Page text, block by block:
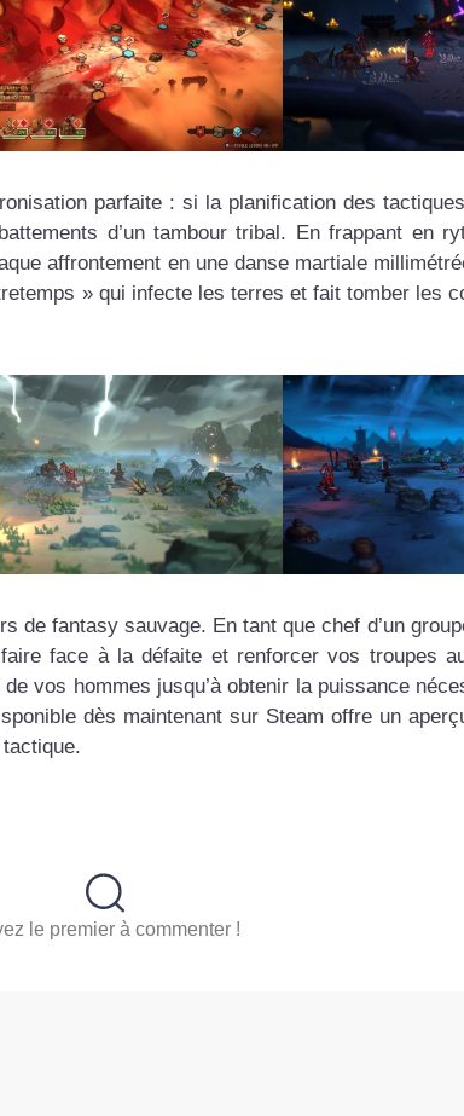
parfaite : si la planification des
d’un tambour tribal. En frappant en
affrontement en une danse martiale
» qui infecte les terres et fait tomber les
de fantasy sauvage. En tant que chef d’un
face à la défaite et renforcer vos troupes
vos hommes jusqu’à obtenir la puissance
dès maintenant sur Steam offre un
le premier à commenter !